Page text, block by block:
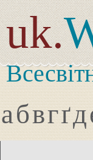
uk.
абвгґд